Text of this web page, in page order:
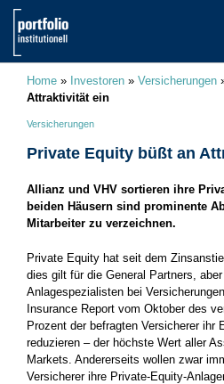
Home » Investoren » Versicherungen
Attraktivität ein
Versicherungen
Private Equity büßt an
Allianz und VHV sortieren ihre
beiden Häusern sind prominente
Mitarbeiter zu verzeichnen.
Private Equity hat seit dem
dies gilt für die General Partners,
Anlagespezialisten bei
Insurance Report vom Oktober des
Prozent der befragten Versicherer ihr
reduzieren – der höchste Wert aller
Markets. Andererseits wollen zwar
Versicherer ihre Private-Equity-